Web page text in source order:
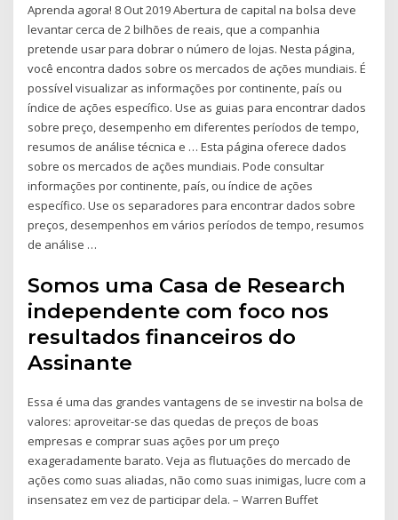
Aprenda agora! 8 Out 2019 Abertura de capital na bolsa deve
levantar cerca de 2 bilhões de reais, que a companhia
pretende usar para dobrar o número de lojas. Nesta página,
você encontra dados sobre os mercados de ações mundiais. É
possível visualizar as informações por continente, país ou
índice de ações específico. Use as guias para encontrar dados
sobre preço, desempenho em diferentes períodos de tempo,
resumos de análise técnica e … Esta página oferece dados
sobre os mercados de ações mundiais. Pode consultar
informações por continente, país, ou índice de ações
específico. Use os separadores para encontrar dados sobre
preços, desempenhos em vários períodos de tempo, resumos
de análise …
Somos uma Casa de Research
independente com foco nos
resultados financeiros do
Assinante
Essa é uma das grandes vantagens de se investir na bolsa de
valores: aproveitar-se das quedas de preços de boas
empresas e comprar suas ações por um preço
exageradamente barato. Veja as flutuações do mercado de
ações como suas aliadas, não como suas inimigas, lucre com a
insensatez em vez de participar dela. – Warren Buffet